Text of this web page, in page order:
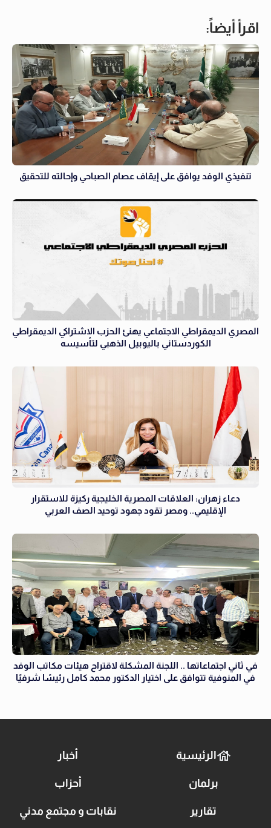
اقرأ أيضاً:
تنفيذي الوفد يوافق على إيقاف عصام الصباحي وإحالته للتحقيق
المصري الديمقراطي الاجتماعي يهنئ الحزب الاشتراكي الديمقراطي
الكوردستاني باليوبيل الذهبي لتأسيسه
دعاء زهران: العلاقات المصرية الخليجية ركيزة للاستقرار
الإقليمي.. ومصر تقود جهود توحيد الصف العربي
في ثاني اجتماعاتها .. اللجنة المشكلة لاقتراح هيئات مكاتب الوفد
في المنوفية تتوافق على اختيار الدكتور محمد كامل رئيسًا شرفيًا
الرئيسية أخبار
برلمان أحزاب
تقارير نقابات و مجتمع مدني